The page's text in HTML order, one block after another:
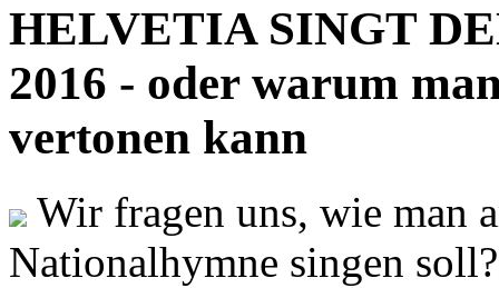
HELVETIA SINGT
2016 - oder warum
vertonen kann
Wir fragen uns, wie man
Nationalhymne singen